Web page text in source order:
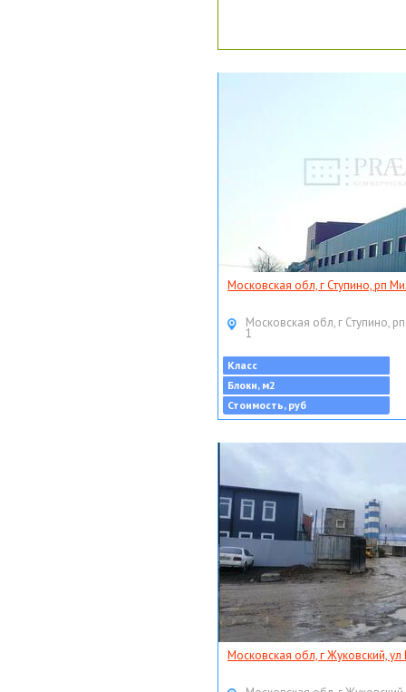
Московская обл, г Ступино, рп
Московская обл, г Ступино,
1
Класс
Блоки, м2
Стоимость, руб
Московская обл, г Жуковский,